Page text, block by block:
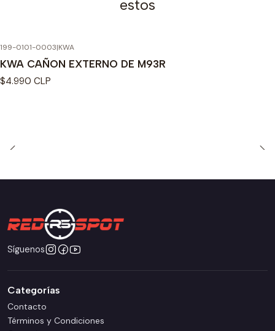
estos
199-0101-0003|KWA
KWA CAÑON EXTERNO DE M93R
$4.990 CLP
Síguenos
Categorías
Contacto
Términos y Condiciones